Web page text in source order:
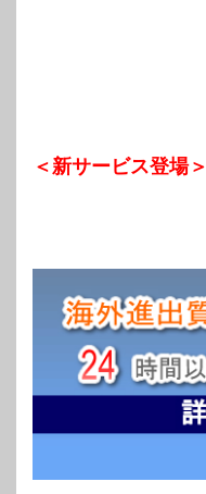
＜新サービス登場＞